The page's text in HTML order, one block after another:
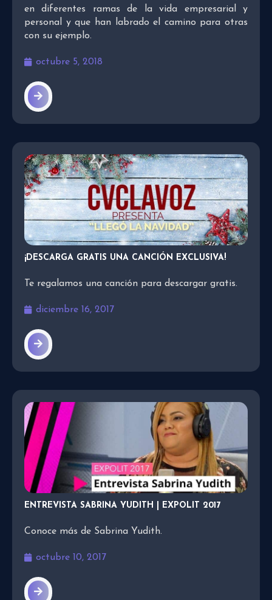
en diferentes ramas de la vida empresarial y
personal y que han labrado el camino para otras
con su ejemplo.
octubre 5, 2018
¡DESCARGA GRATIS UNA CANCIÓN EXCLUSIVA!
Te regalamos una canción para descargar gratis.
diciembre 16, 2017
ENTREVISTA SABRINA YUDITH | EXPOLIT 2017
Conoce más de Sabrina Yudith.
octubre 10, 2017